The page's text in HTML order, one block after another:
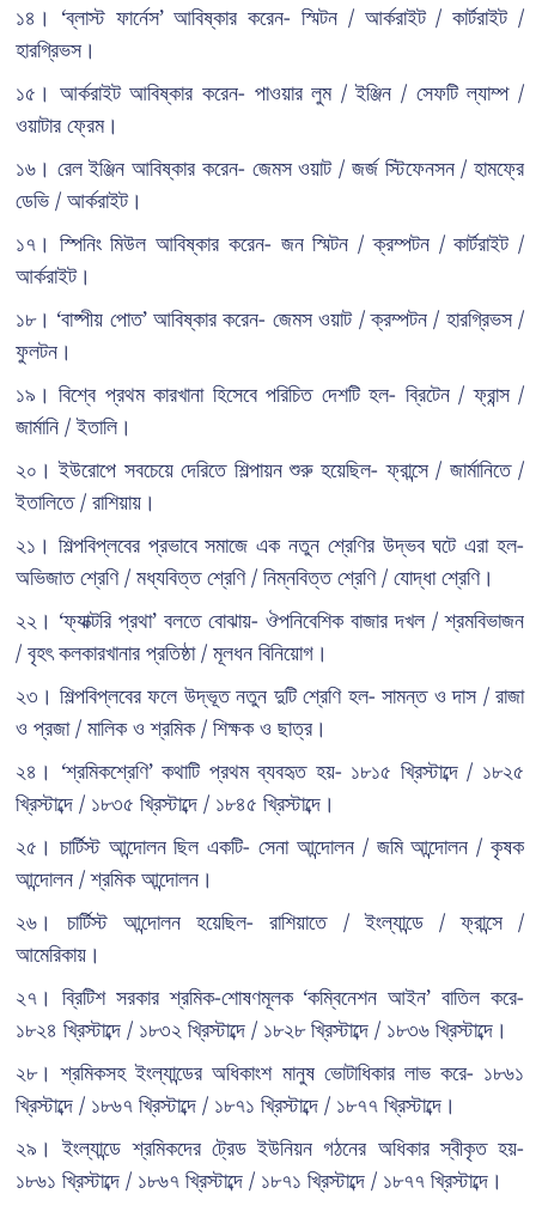
১৪। ‘ব্লাস্ট ফার্নেস’ আবিষ্কার করেন- স্মিটন / আর্করাইট / কার্টরাইট /
হারগ্রিভস।
১৫। আর্করাইট আবিষ্কার করেন- পাওয়ার লুম / ইঞ্জিন / সেফটি ল্যাম্প /
ওয়াটার ফ্রেম।
১৬। রেল ইঞ্জিন আবিষ্কার করেন- জেমস ওয়াট / জর্জ স্টিফেনসন / হামফ্রে
ডেভি / আর্করাইট।
১৭। স্পিনিং মিউল আবিষ্কার করেন- জন স্মিটন / ক্রম্পটন / কার্টরাইট /
আর্করাইট।
১৮। ‘বাষ্পীয় পোত’ আবিষ্কার করেন- জেমস ওয়াট / ক্রম্পটন / হারগ্রিভস /
ফুলটন।
১৯। বিশ্বে প্রথম কারখানা হিসেবে পরিচিত দেশটি হল- ব্রিটেন / ফ্রান্স /
জার্মানি / ইতালি।
২০। ইউরোপে সবচেয়ে দেরিতে শিল্পায়ন শুরু হয়েছিল- ফ্রান্সে / জার্মানিতে /
ইতালিতে / রাশিয়ায়।
২১। শিল্পবিপ্লবের প্রভাবে সমাজে এক নতুন শ্রেণির উদ্ভব ঘটে এরা হল-
অভিজাত শ্রেণি / মধ্যবিত্ত শ্রেণি / নিম্নবিত্ত শ্রেণি / যোদ্ধা শ্রেণি।
২২। ‘ফ্যাক্টরি প্রথা’ বলতে বোঝায়- ঔপনিবেশিক বাজার দখল / শ্রমবিভাজন
/ বৃহৎ কলকারখানার প্রতিষ্ঠা / মূলধন বিনিয়োগ।
২৩। শিল্পবিপ্লবের ফলে উদ্ভূত নতুন দুটি শ্রেণি হল- সামন্ত ও দাস / রাজা
ও প্রজা / মালিক ও শ্রমিক / শিক্ষক ও ছাত্র।
২৪। ‘শ্রমিকশ্রেণি’ কথাটি প্রথম ব্যবহৃত হয়- ১৮১৫ খ্রিস্টাব্দে / ১৮২৫
খ্রিস্টাব্দে / ১৮৩৫ খ্রিস্টাব্দে / ১৮৪৫ খ্রিস্টাব্দে।
২৫। চার্টিস্ট আন্দোলন ছিল একটি- সেনা আন্দোলন / জমি আন্দোলন / কৃষক
আন্দোলন / শ্রমিক আন্দোলন।
২৬। চার্টিস্ট আন্দোলন হয়েছিল- রাশিয়াতে / ইংল্যান্ডে / ফ্রান্সে /
আমেরিকায়।
২৭। ব্রিটিশ সরকার শ্রমিক-শোষণমূলক ‘কম্বিনেশন আইন’ বাতিল করে-
১৮২৪ খ্রিস্টাব্দে / ১৮৩২ খ্রিস্টাব্দে / ১৮২৮ খ্রিস্টাব্দে / ১৮৩৬ খ্রিস্টাব্দে।
২৮। শ্রমিকসহ ইংল্যান্ডের অধিকাংশ মানুষ ভোটাধিকার লাভ করে- ১৮৬১
খ্রিস্টাব্দে / ১৮৬৭ খ্রিস্টাব্দে / ১৮৭১ খ্রিস্টাব্দে / ১৮৭৭ খ্রিস্টাব্দে।
২৯। ইংল্যান্ডে শ্রমিকদের ট্রেড ইউনিয়ন গঠনের অধিকার স্বীকৃত হয়-
১৮৬১ খ্রিস্টাব্দে / ১৮৬৭ খ্রিস্টাব্দে / ১৮৭১ খ্রিস্টাব্দে / ১৮৭৭ খ্রিস্টাব্দে।